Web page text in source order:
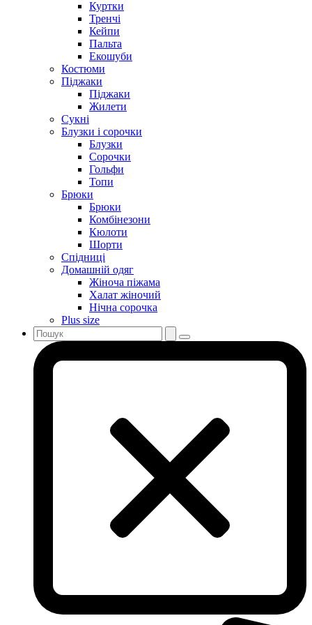
Куртки
Тренчі
Кейпи
Пальта
Екошуби
Костюми
Піджаки
Піджаки
Жилети
Сукні
Блузки і сорочки
Блузки
Сорочки
Гольфи
Топи
Брюки
Брюки
Комбінезони
Кюлоти
Шорти
Спідниці
Домашній одяг
Жіноча піжама
Халат жіночий
Нічна сорочка
Plus size